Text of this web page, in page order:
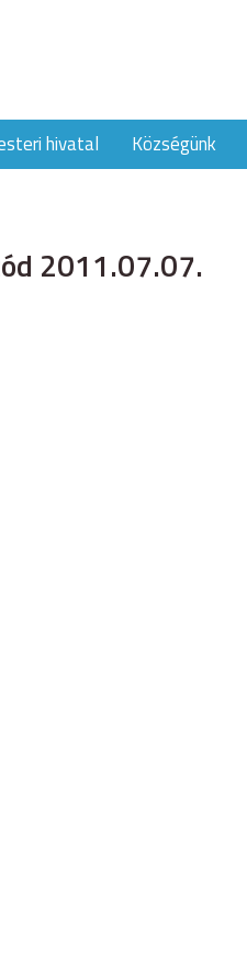
hivatal Községünk
2011.07.07.